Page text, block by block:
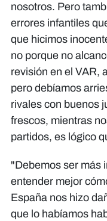
nosotros. Pero
errores infantiles
que hicimos
no porque no
revisión en el VAR,
pero debíamos
rivales con buenos
frescos, mientras
partidos, es lógico
"Debemos ser más
entender mejor
España nos hizo
que lo habíamos